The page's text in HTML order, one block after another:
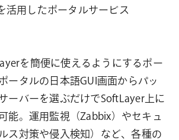
活用したポータルサービス
を簡便に使えるようにするポー
ータルの日本語GUI画面からパッ
ーバーを選ぶだけでSoftLayer上に
能。運用監視（Zabbix）やセキュ
ス対策や侵入検知）など、各種の